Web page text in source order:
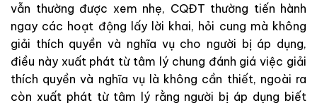
vẫn thường được xem nhẹ, CQĐT thường tiến hành
ngay các hoạt động lấy lời khai, hỏi cung mà không
giải thích quyềnvà nghĩa vụ cho người bị áp dụng,
điều này xuất phát từ tâm lý chung đánh giáviệc giải
thích quyền và nghĩa vụ là không cần thiết, ngoài ra
còn xuất phát từ tâm lý rằng người bị áp dụng biết